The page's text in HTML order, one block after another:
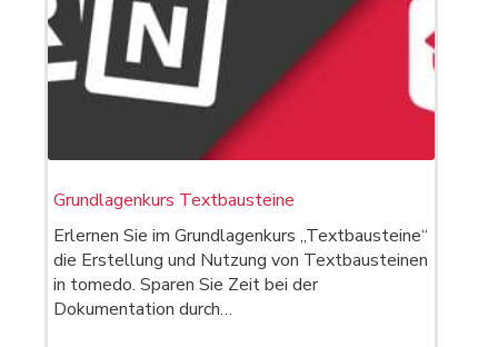
Grundlagenkurs Textbausteine
Erlernen Sie im Grundlagenkurs „Textbausteine“
die Erstellung und Nutzung von Textbausteinen
in tomedo. Sparen Sie Zeit bei der
Dokumentation durch…